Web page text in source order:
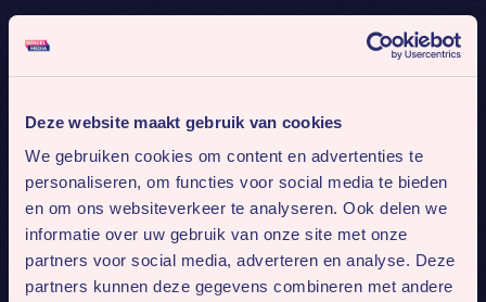
Deze website maakt gebruik van cookies
We gebruiken cookies om content en advertenties te
personaliseren, om functies voor social media te bieden
en om ons websiteverkeer te analyseren. Ook delen we
informatie over uw gebruik van onze site met onze
partners voor social media, adverteren en analyse. Deze
partners kunnen deze gegevens combineren met andere